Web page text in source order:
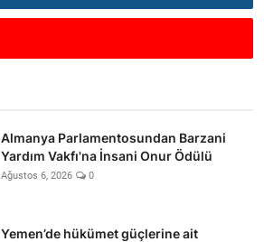
Almanya Parlamentosundan Barzani
Yardım Vakfı'na İnsani Onur Ödülü
Ağustos 6, 2026 0
Yemen’de hükümet güçlerine ait